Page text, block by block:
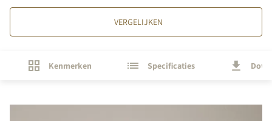
VERGELIJKEN
Kenmerken Specificaties